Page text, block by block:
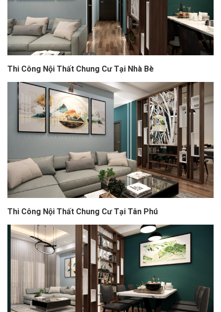
Thi Công Nội Thất Chung Cư Tại Nhà Bè
Thi Công Nội Thất Chung Cư Tại Tân Phú